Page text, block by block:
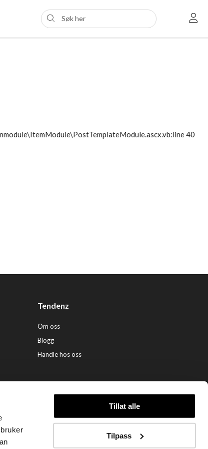
Tillat alle
Tilpass
40
Tendenz
Om oss
Blogg
Handle hos oss
Hårpleie AS (org. nr. 948 341 662) |Nettbutikk levert av Kréatif